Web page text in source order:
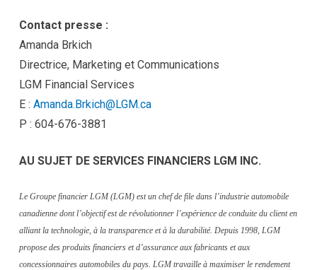
Contact presse :
Amanda Brkich
Directrice, Marketing et Communications
LGM Financial Services
E : Amanda.Brkich@LGM.ca
P : 604-676-3881
AU SUJET DE SERVICES FINANCIERS LGM INC.
Le Groupe financier LGM (LGM) est un chef de file dans l’industrie automobile
canadienne dont l’objectif est de révolutionner l’expérience de conduite du client en
alliant la technologie, à la transparence et à la durabilité. Depuis 1998, LGM
propose des produits financiers et d’assurance aux fabricants et aux
concessionnaires automobiles du pays. LGM travaille à maximiser le rendement